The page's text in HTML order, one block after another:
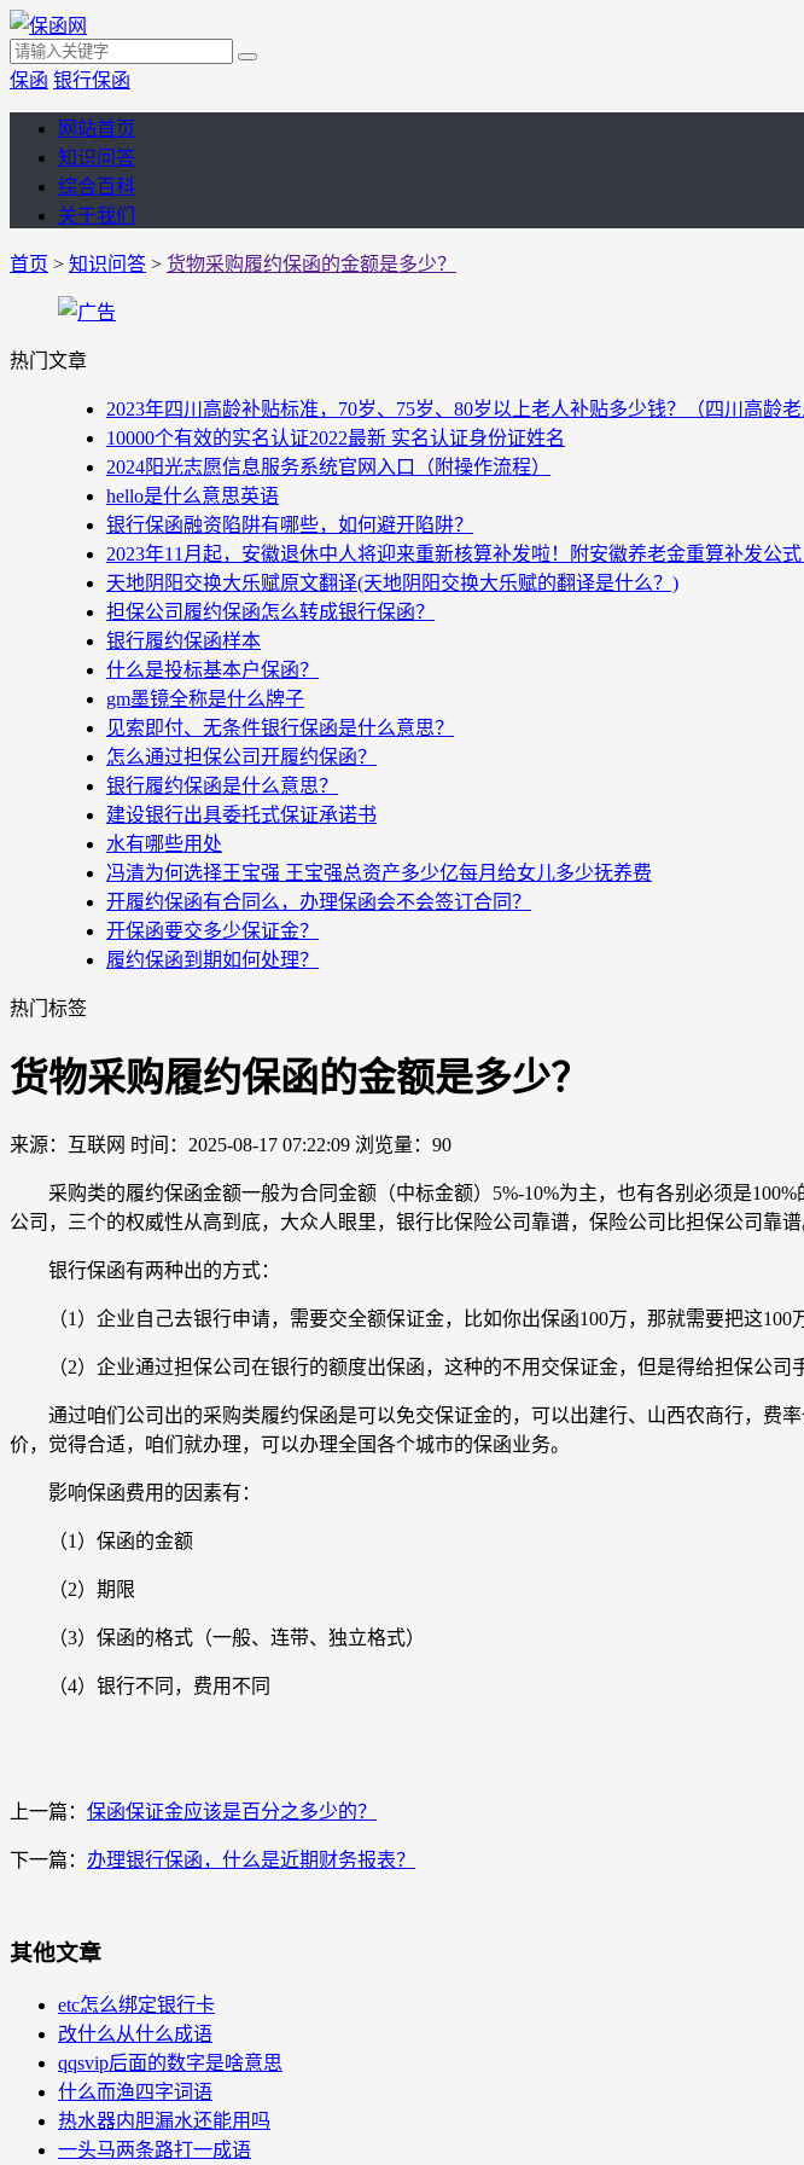
保函 银行保函
网站首页
知识问答
综合百科
关于我们
首页 > 知识问答 > 货物采购履约保函的金额是多少？
热门文章
2023年四川高龄补贴标准，70岁、75岁、80岁以上老人补贴多少钱？（四川高龄老
10000个有效的实名认证2022最新 实名认证身份证姓名
2024阳光志愿信息服务系统官网入口（附操作流程）
hello是什么意思英语
银行保函融资陷阱有哪些，如何避开陷阱？
2023年11月起，安徽退休中人将迎来重新核算补发啦！附安徽养老金重算补发公式
天地阴阳交换大乐赋原文翻译(天地阴阳交换大乐赋的翻译是什么？)
担保公司履约保函怎么转成银行保函？
银行履约保函样本
什么是投标基本户保函？
gm墨镜全称是什么牌子
见索即付、无条件银行保函是什么意思？
怎么通过担保公司开履约保函？
银行履约保函是什么意思？
建设银行出具委托式保证承诺书
水有哪些用处
冯清为何选择王宝强 王宝强总资产多少亿每月给女儿多少抚养费
开履约保函有合同么，办理保函会不会签订合同？
开保函要交多少保证金？
履约保函到期如何处理？
热门标签
货物采购履约保函的金额是多少？
来源：互联网 时间：2025-08-17 07:22:09 浏览量：90
采购类的履约保函金额一般为合同金额（中标金额）5%-10%为主，也有各别必须是
公司，三个的权威性从高到底，大众人眼里，银行比保险公司靠谱，保险公司比担保公司靠谱
银行保函有两种出的方式：
（1）企业自己去银行申请，需要交全额保证金，比如你出保函100万，那就需要把这100
（2）企业通过担保公司在银行的额度出保函，这种的不用交保证金，但是得给担保公司
通过咱们公司出的采购类履约保函是可以免交保证金的，可以出建行、山西农商行，费
价，觉得合适，咱们就办理，可以办理全国各个城市的保函业务。
影响保函费用的因素有：
（1）保函的金额
（2）期限
（3）保函的格式（一般、连带、独立格式）
（4）银行不同，费用不同
上一篇： 保函保证金应该是百分之多少的？
下一篇： 办理银行保函，什么是近期财务报表？
其他文章
etc怎么绑定银行卡
改什么从什么成语
qqsvip后面的数字是啥意思
什么而渔四字词语
热水器内胆漏水还能用吗
一头马两条路打一成语